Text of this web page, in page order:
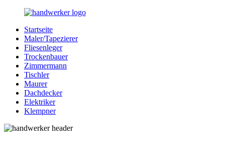
Zurück
Inhalt
Bessere-
Handwerker.de
Handwerker
Ihrer
Nähe
Startseite
Maler/Tapezierer
Fliesenleger
Trockenbauer
Zimmermann
Tischler
Maurer
Dachdecker
Elektriker
Klempner